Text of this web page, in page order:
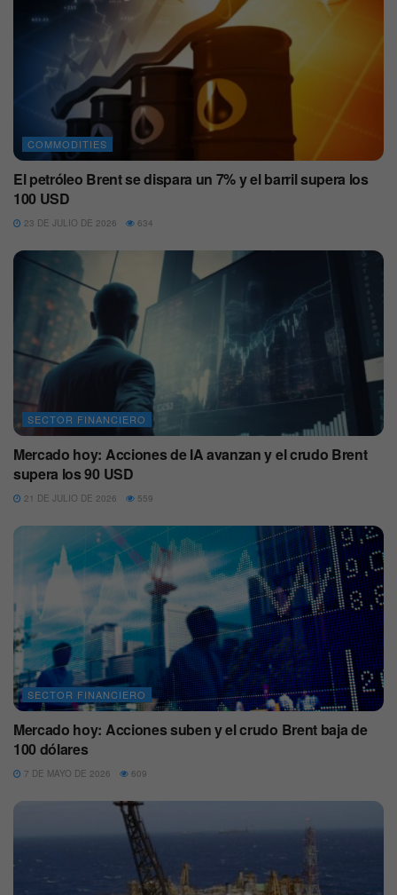
COMMODITIES
El petróleo Brent se dispara un 7% y el barril supera los
100 USD
23 DE JULIO DE 2026 634
SECTOR FINANCIERO
Mercado hoy: Acciones de IA avanzan y el crudo Brent
supera los 90 USD
21 DE JULIO DE 2026 559
SECTOR FINANCIERO
Mercado hoy: Acciones suben y el crudo Brent baja de
100 dólares
7 DE MAYO DE 2026 609